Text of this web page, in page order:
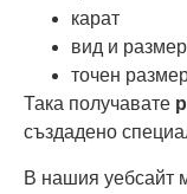
карат
вид и
точен
Така получавате
създадено
В нашия уебсайт